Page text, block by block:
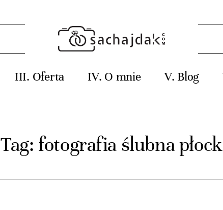
Oferta O mnie Blog
Tag: fotografia ślubna płock